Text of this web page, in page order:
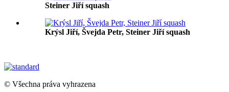
Steiner Jiří squash
Krýsl Jiří, Švejda Petr, Steiner Jiří squash
© Všechna práva vyhrazena